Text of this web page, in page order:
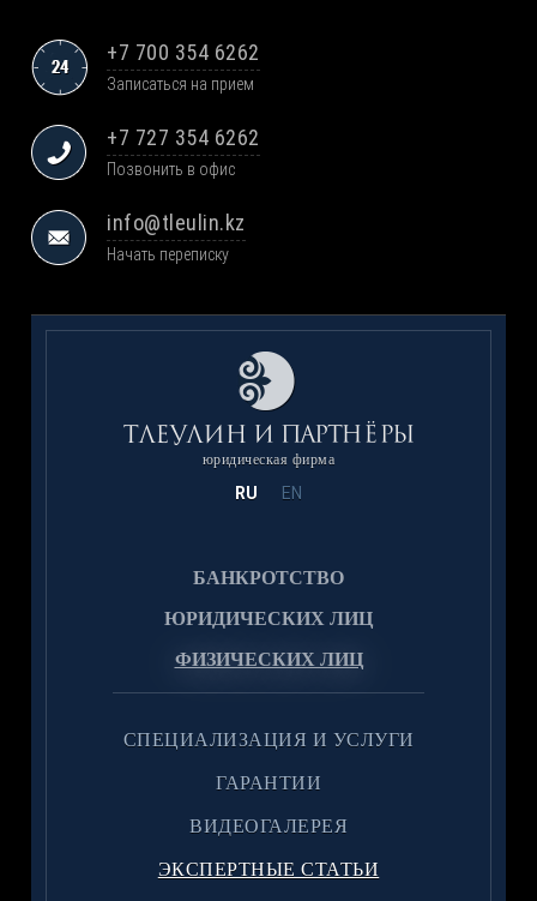
+7 700 354 6262
Записаться на прием
+7 727 354 6262
Позвонить в офис
info@tleulin.kz
Начать переписку
юридическая фирма
RU EN
БАНКРОТСТВО
ЮРИДИЧЕСКИХ ЛИЦ
ФИЗИЧЕСКИХ ЛИЦ
CПЕЦИАЛИЗАЦИЯ И УСЛУГИ
ГАРАНТИИ
ВИДЕОГАЛЕРЕЯ
ЭКСПЕРТНЫЕ СТАТЬИ